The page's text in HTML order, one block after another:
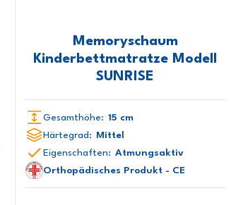
Memoryschaum
Kinderbettmatratze Modell
SUNRISE
Gesamthöhe: 15 cm
Härtegrad: Mittel
Eigenschaften: Atmungsaktiv
Orthopädisches Produkt - CE